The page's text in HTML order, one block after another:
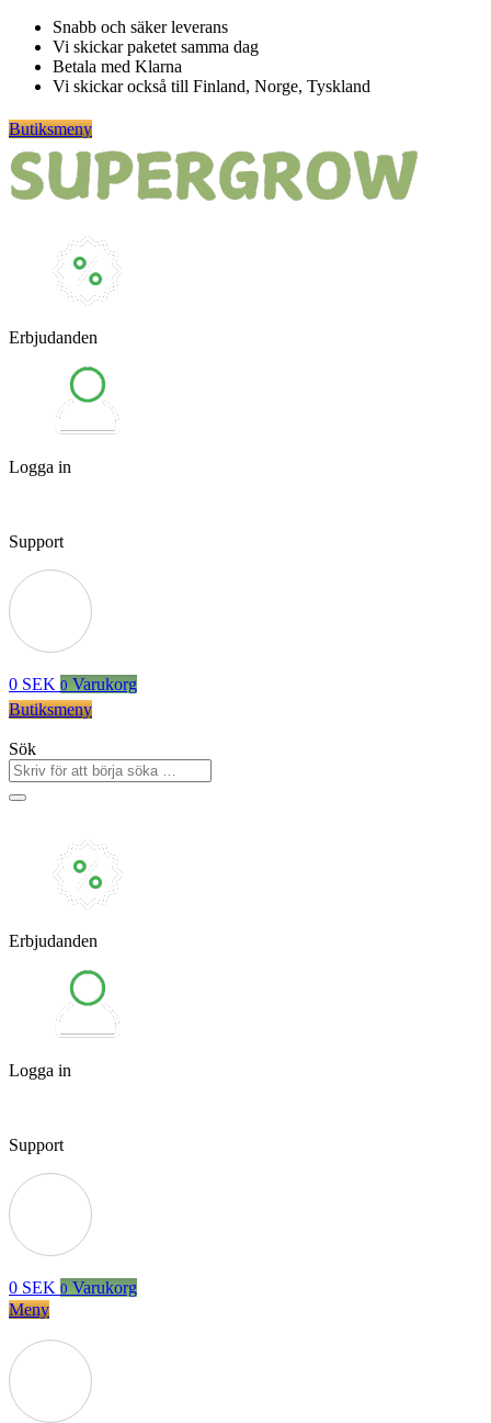
Hoppa
innehåll
Snabb och säker leverans
Vi skickar paketet samma dag
Betala med Klarna
Vi skickar också till Finland, Norge, Tyskland
Butiksmeny
Erbjudanden
Logga in
Support
0 SEK 0 Varukorg
Butiksmeny
Sök
Erbjudanden
Logga in
Support
0 SEK 0 Varukorg
Meny